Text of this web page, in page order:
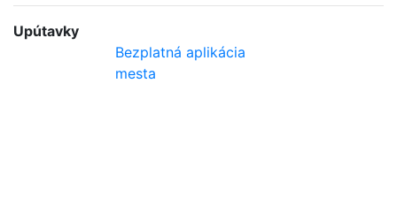
Upútavky
Bezplatná aplikácia
mesta